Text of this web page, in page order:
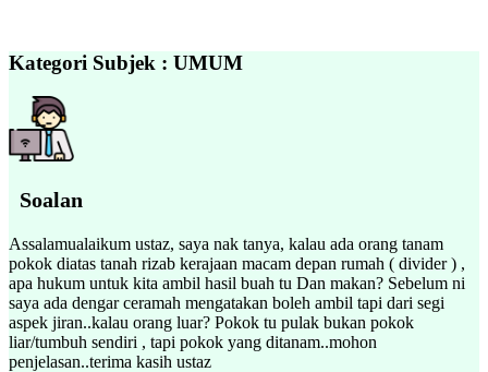
Kategori Subjek : UMUM
Soalan
Assalamualaikum ustaz, saya nak tanya, kalau ada orang tanam
pokok diatas tanah rizab kerajaan macam depan rumah ( divider ) ,
apa hukum untuk kita ambil hasil buah tu Dan makan? Sebelum ni
saya ada dengar ceramah mengatakan boleh ambil tapi dari segi
aspek jiran..kalau orang luar? Pokok tu pulak bukan pokok
liar/tumbuh sendiri , tapi pokok yang ditanam..mohon
penjelasan..terima kasih ustaz